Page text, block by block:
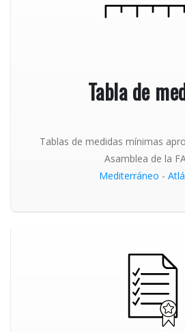
Tabla de
Tablas de medidas mínimas
Asamblea de la
Mediterráneo -